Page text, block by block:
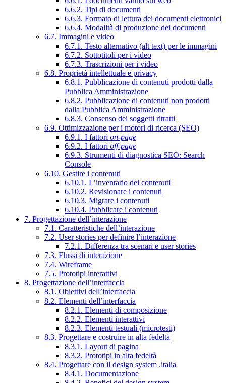
6.6.2. Tipi di documenti
6.6.3. Formato di lettura dei documenti elettronici
6.6.4. Modalità di produzione dei documenti
6.7. Immagini e video
6.7.1. Testo alternativo (alt text) per le immagini
6.7.2. Sottotitoli per i video
6.7.3. Trascrizioni per i video
6.8. Proprietà intellettuale e privacy
6.8.1. Pubblicazione di contenuti prodotti dalla
Pubblica Amministrazione
6.8.2. Pubblicazione di contenuti non prodotti
dalla Pubblica Amministrazione
6.8.3. Consenso dei soggetti ritratti
6.9. Ottimizzazione per i motori di ricerca (SEO)
6.9.1. I fattori on-page
6.9.2. I fattori off-page
6.9.3. Strumenti di diagnostica SEO: Search
Console
6.10. Gestire i contenuti
6.10.1. L’inventario dei contenuti
6.10.2. Revisionare i contenuti
6.10.3. Migrare i contenuti
6.10.4. Pubblicare i contenuti
7. Progettazione dell’interazione
7.1. Caratteristiche dell’interazione
7.2. User stories per definire l’interazione
7.2.1. Differenza tra scenari e user stories
7.3. Flussi di interazione
7.4. Wireframe
7.5. Prototipi interattivi
8. Progettazione dell’interfaccia
8.1. Obiettivi dell’interfaccia
8.2. Elementi dell’interfaccia
8.2.1. Elementi di composizione
8.2.2. Elementi interattivi
8.2.3. Elementi testuali (microtesti)
8.3. Progettare e costruire in alta fedeltà
8.3.1. Layout di pagina
8.3.2. Prototipi in alta fedeltà
8.4. Progettare con il design system .italia
8.4.1. Documentazione